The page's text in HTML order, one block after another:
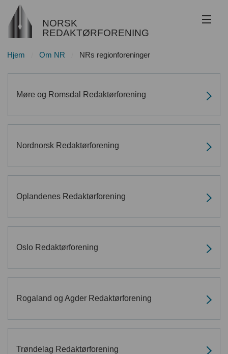
NORSK
REDAKTØRFORENING
Om NR
Hjem Om NR NRs regionforeninger
Møre og Romsdal Redaktørforening
Nordnorsk Redaktørforening
Oplandenes Redaktørforening
Oslo Redaktørforening
Rogaland og Agder Redaktørforening
Trøndelag Redaktørforening